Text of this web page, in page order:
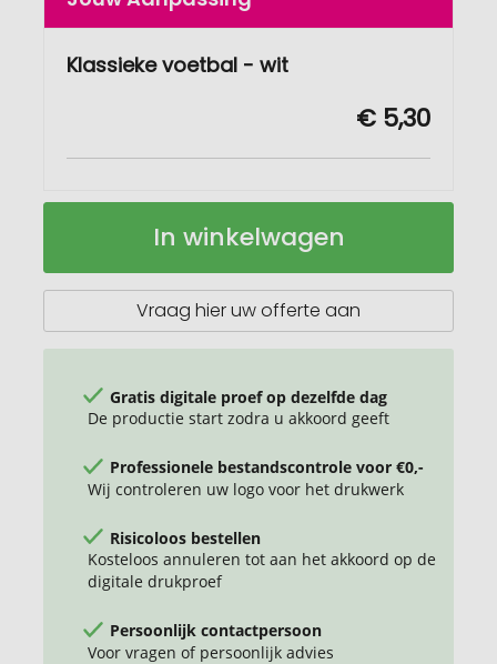
Klassieke voetbal - wit
€ 5,30
Klassieke
Op
In winkelwagen
Vraag hier uw offerte aan
Gratis digitale proef op dezelfde dag
De productie start zodra u akkoord geeft
Professionele bestandscontrole voor €0,-
Wij controleren uw logo voor het drukwerk
Risicoloos bestellen
Kosteloos annuleren tot aan het akkoord op de
digitale drukproef
Persoonlijk contactpersoon
Voor vragen of persoonlijk advies